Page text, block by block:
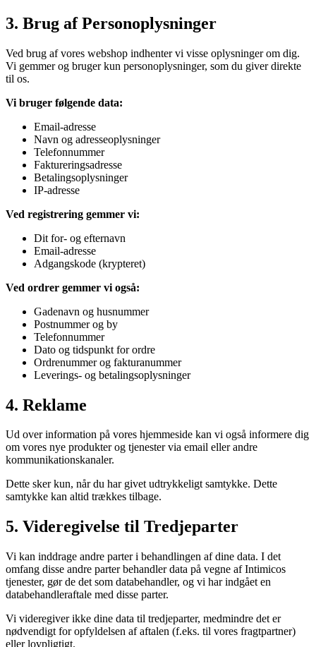
3. Brug af Personoplysninger
Ved brug af vores webshop indhenter vi visse oplysninger om dig.
Vi gemmer og bruger kun personoplysninger, som du giver direkte
til os.
Vi bruger følgende data:
Email-adresse
Navn og adresseoplysninger
Telefonnummer
Faktureringsadresse
Betalingsoplysninger
IP-adresse
Ved registrering gemmer vi:
Dit for- og efternavn
Email-adresse
Adgangskode (krypteret)
Ved ordrer gemmer vi også:
Gadenavn og husnummer
Postnummer og by
Telefonnummer
Dato og tidspunkt for ordre
Ordrenummer og fakturanummer
Leverings- og betalingsoplysninger
4. Reklame
Ud over information på vores hjemmeside kan vi også informere dig
om vores nye produkter og tjenester via email eller andre
kommunikationskanaler.
Dette sker kun, når du har givet udtrykkeligt samtykke. Dette
samtykke kan altid trækkes tilbage.
5. Videregivelse til Tredjeparter
Vi kan inddrage andre parter i behandlingen af dine data. I det
omfang disse andre parter behandler data på vegne af Intimicos
tjenester, gør de det som databehandler, og vi har indgået en
databehandleraftale med disse parter.
Vi videregiver ikke dine data til tredjeparter, medmindre det er
nødvendigt for opfyldelsen af aftalen (f.eks. til vores fragtpartner)
eller lovpligtigt.